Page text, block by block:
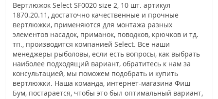
Вертлюжок Select SF0020 size 2, 10 шт. артикул
1870.20.11, достаточно качественные и прочные
вертлюжки, применяются для монтажа разных
элементов насадок, приманок, поводков, крючков и тд.
тп., производится компанией Select. Все наши
менеджеры рыболовы, если есть вопросы, как выбрать
наиболее подходящий вариант, обратитесь к нам за
консультацией, мы поможем подобрать и купить
вертлюжки. Наша команда, интернет-магазина Фиш
Бум, постарается, чтобы это был оптимальный вариант,